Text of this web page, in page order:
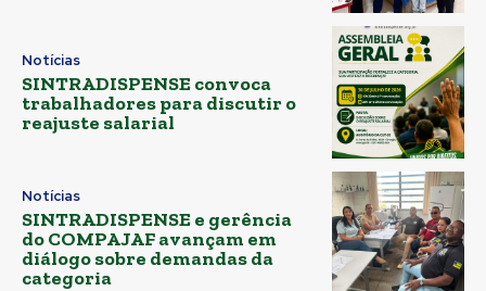
Notícias
SINTRADISPENSE convoca
trabalhadores para discutir o
reajuste salarial
Notícias
SINTRADISPENSE e gerência
do COMPAJAF avançam em
diálogo sobre demandas da
categoria